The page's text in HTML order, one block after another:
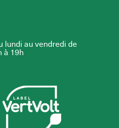
lundi au vendredi de
à 19h